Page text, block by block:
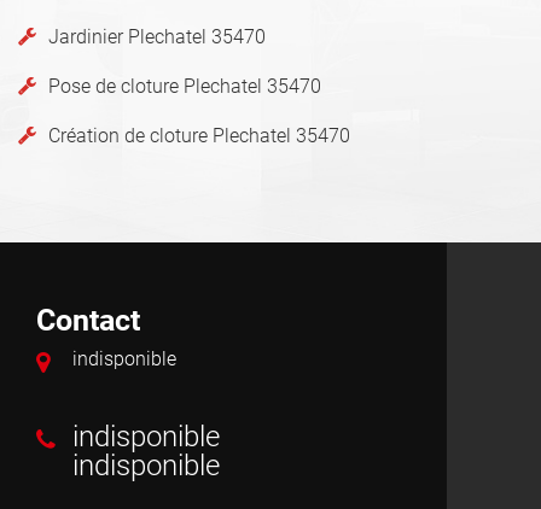
Jardinier Plechatel 35470
Pose de cloture Plechatel 35470
Création de cloture Plechatel 35470
Contact
indisponible
indisponible
indisponible